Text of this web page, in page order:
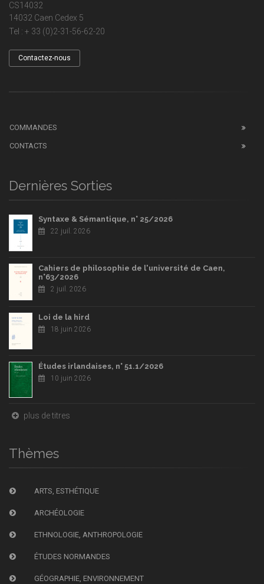
CS14032
14032 Caen Cedex 5
Tel : + 33 (0)2-31-56-62-20
Contactez-nous
COMMANDES
CONTACTS
Dernières Sorties
Syntaxe & Sémantique, n° 25/2026
22 juil. 2026
Cahiers de philosophie de l'université de Caen,
n°63/2026
2 juil. 2026
Loi de la hird
18 juin 2026
Études irlandaises, n° 51.1/2026
10 juin 2026
plus de titres
Thèmes
ARTS, ESTHÉTIQUE
ARCHÉOLOGIE
ETHNOLOGIE, ANTHROPOLOGIE
ÉTUDES NORMANDES
GÉOGRAPHIE, ENVIRONNEMENT